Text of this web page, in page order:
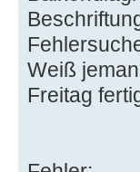
Weiß
Freitag